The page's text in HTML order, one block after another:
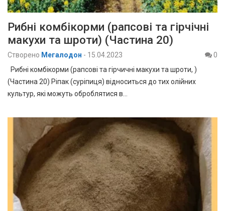
Рибні комбікорми (рапсові та гірчічні
макухи та шроти) (Частина 20)
Створено Мегалодон - 15.04.2023
0
Рибні комбікорми (рапсові та гірчичні макухи та шроти, )
(Частина 20) Ріпак (суріпиця) відноситься до тих олійних
культур, які можуть оброблятися в…